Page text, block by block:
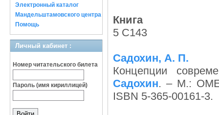
Электронный каталог
Мандельштамовского центра
Помощь
Личный кабинет :
Номер читательского билета
Пароль (имя кириллицей)
Книга
5 С143
Садохин, А. П.
Концепции
Садохин. – М.:
ISBN 5-365-00161-3.